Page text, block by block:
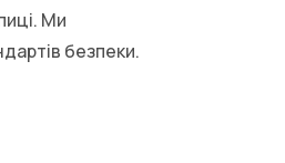
Ми
безпеки.